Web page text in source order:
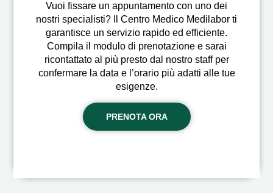
Vuoi fissare un appuntamento con uno dei
nostri specialisti? Il Centro Medico Medilabor ti
garantisce un servizio rapido ed efficiente.
Compila il modulo di prenotazione e sarai
ricontattato al più presto dal nostro staff per
confermare la data e l’orario più adatti alle tue
esigenze.
PRENOTA ORA